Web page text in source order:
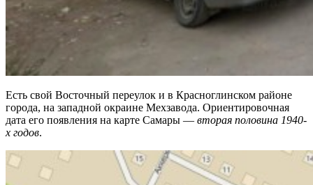
Есть свой Восточный переулок и в Красноглинском районе
города, на западной окраине Мехзавода. Ориентировочная
дата его появления на карте Самары — вторая половина 1940-
х годов.